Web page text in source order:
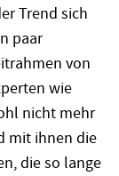
Trend sich
paar
von
wie
nicht mehr
mit ihnen die
die so lange